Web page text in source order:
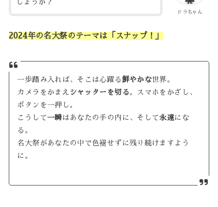
ドラちゃん
しょうか？
2024年の名大祭のテーマは「スナップ！」
一歩踏み入れば、そこは心躍る 鮮やかな世界。
カメラをかまえ シャッターを切る。スマホをかざし、
ボタンを一押し。
こうして一瞬 はあなたの手の内に、そして永遠にな
る。
名大祭があなたの中で色褪せずに残り続けますよう
に。